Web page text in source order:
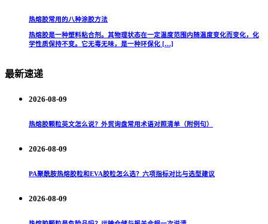
热熔胶常用的八种涂胶方法
热熔胶是一种塑料粘合剂。其物理状态在一定温度范围内随温度变化而变化，化
学性质保持不变。它无毒无味，是一种环保化 […]
最新速递
2026-08-09
热熔胶颗粒英文怎么说？外贸询盘常用术语对照清单（附例句）
2026-08-09
PA聚酰胺热熔胶粒和EVA胶粒怎么选？六项指标对比与选型建议
2026-08-09